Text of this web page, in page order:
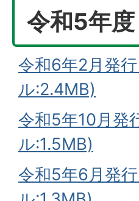
令和5年
令和6年2月発
ル:2.4MB)
令和5年10月発
ル:1.5MB)
令和5年6月発